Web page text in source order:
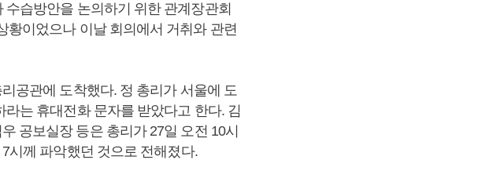
습방안을 논의하기 위한 관계장관회
황이었으나 이날 회의에서 거취와 관련
공관에 도착했다. 정 총리가 서울에 도
는 휴대전화 문자를 받았다고 한다. 김
공보실장 등은 총리가 27일 오전 10시
시께 파악했던 것으로 전해졌다.